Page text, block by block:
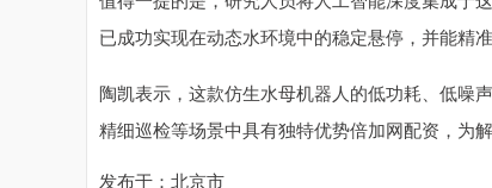
已成功实现在动态水环境中的稳定悬停，并能精
陶凯表示，这款仿生水母机器人的低功耗、低噪
精细巡检等场景中具有独特优势倍加网配资，为
发布于：北京市